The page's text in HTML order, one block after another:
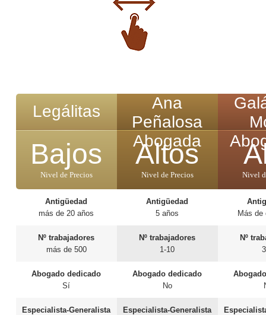
Legálitas
Bajos
Nivel de Precios
Antigüedad
más de 20 años
Nº trabajadores
más de 500
Abogado dedicado
Sí
Especialista-Generalista
Ana
Peñalosa
Abogada
Altos
Nivel de Precios
Antigüedad
5 años
Nº trabajadores
1-10
Abogado dedicado
No
Especialista-Generalista
Nivel
Más de
Nº